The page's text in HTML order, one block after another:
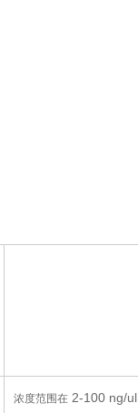
浓度范围在 2-100 ng/ul